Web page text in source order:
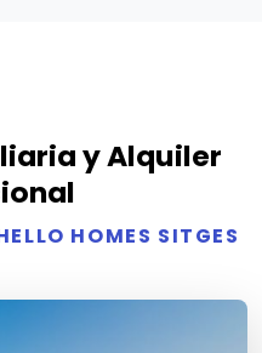
y Alquiler
HOMES SITGES